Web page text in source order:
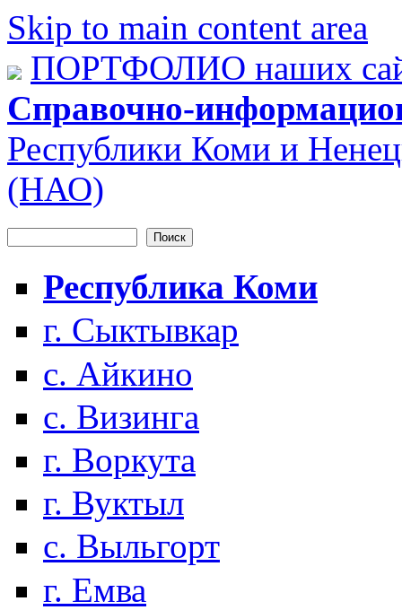
Skip to main content area
ПОРТФОЛИО наших
Справочно-
Республики Коми и
(НАО)
Форма поиска
Республика Коми
г. Сыктывкар
с. Айкино
с. Визинга
г. Воркута
г. Вуктыл
с. Выльгорт
г. Емва